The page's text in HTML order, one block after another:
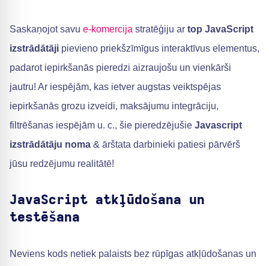
Saskaņojot savu e-komercija stratēģiju ar top JavaScript
izstrādātāji pievieno priekšzīmīgus interaktīvus elementus,
padarot iepirkšanās pieredzi aizraujošu un vienkārši
jautru! Ar iespējām, kas ietver augstas veiktspējas
iepirkšanās grozu izveidi, maksājumu integrāciju,
filtrēšanas iespējām u. c., šie pieredzējušie Javascript
izstrādātāju noma & ārštata darbinieki patiesi pārvērš
jūsu redzējumu realitātē!
JavaScript atkļūdošana un
testēšana
Neviens kods netiek palaists bez rūpīgas atkļūdošanas un